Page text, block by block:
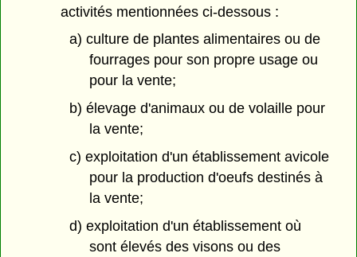
activités mentionnées ci-dessous :
a) culture de plantes alimentaires ou de
fourrages pour son propre usage ou
pour la vente;
b) élevage d'animaux ou de volaille pour
la vente;
c) exploitation d'un établissement avicole
pour la production d'oeufs destinés à
la vente;
d) exploitation d'un établissement où
sont élevés des visons ou des